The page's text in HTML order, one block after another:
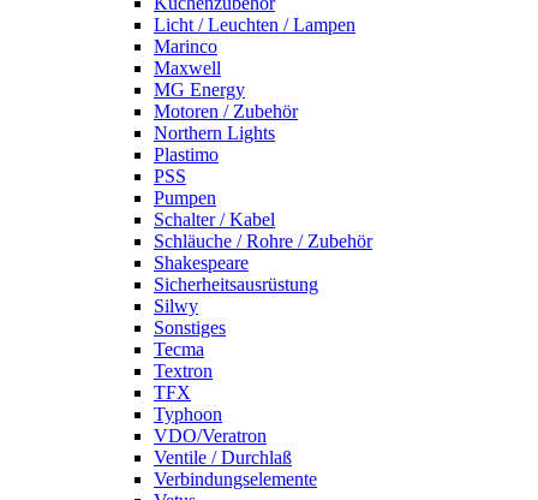
Licht / Leuchten / Lampen
Marinco
Maxwell
MG Energy
Motoren / Zubehör
Northern Lights
Plastimo
PSS
Pumpen
Schalter / Kabel
Schläuche / Rohre / Zubehör
Shakespeare
Sicherheitsausrüstung
Silwy
Sonstiges
Tecma
Textron
TFX
Typhoon
VDO/Veratron
Ventile / Durchlaß
Verbindungselemente